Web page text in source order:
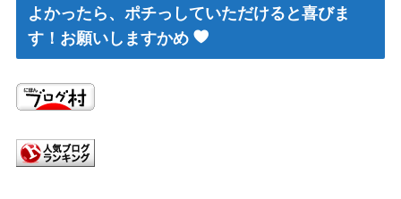
よかったら、ポチっしていただけると喜びま
す！お願いしますかめ